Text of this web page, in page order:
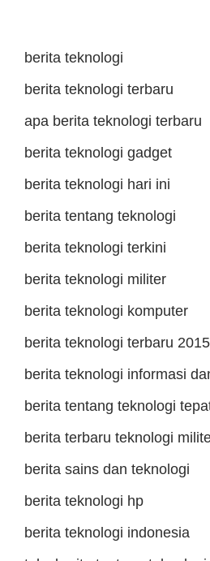
berita teknologi
berita teknologi terbaru
apa berita teknologi terbaru
berita teknologi gadget
berita teknologi hari ini
berita tentang teknologi
berita teknologi terkini
berita teknologi militer
berita teknologi komputer
berita teknologi terbaru 2015
berita teknologi informasi
berita tentang teknologi
berita terbaru teknologi
berita sains dan teknologi
berita teknologi hp
berita teknologi indonesia